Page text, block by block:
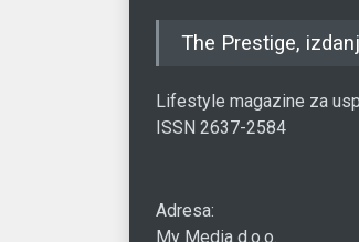
The Prestige,
Lifestyle magazine za
ISSN 2637-2584
Adresa:
My Media d.o.o.